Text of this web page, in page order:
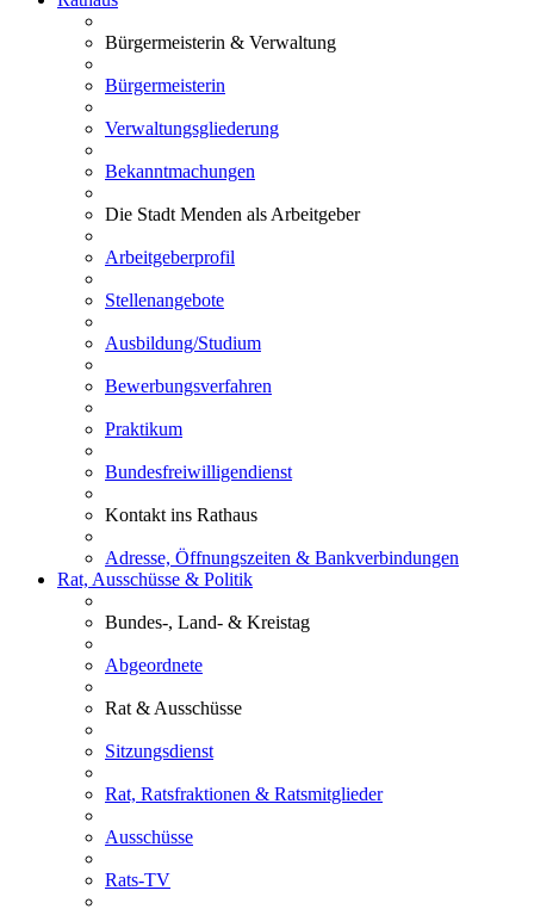
Bürgermeisterin & Verwaltung
Bürgermeisterin
Verwaltungsgliederung
Bekanntmachungen
Die Stadt Menden als Arbeitgeber
Arbeitgeberprofil
Stellenangebote
Ausbildung/Studium
Bewerbungsverfahren
Praktikum
Bundesfreiwilligendienst
Kontakt ins Rathaus
Adresse, Öffnungszeiten & Bankverbindungen
Rat, Ausschüsse & Politik
Bundes-, Land- & Kreistag
Abgeordnete
Rat & Ausschüsse
Sitzungsdienst
Rat, Ratsfraktionen & Ratsmitglieder
Ausschüsse
Rats-TV